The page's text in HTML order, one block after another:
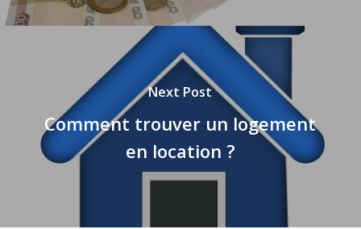
Next Post
Comment trouver un logement
en location ?